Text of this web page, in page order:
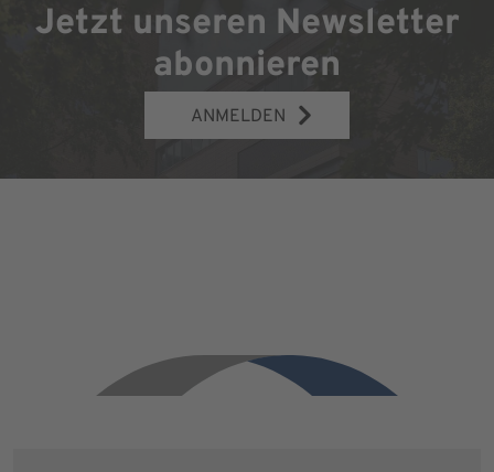
Jetzt unseren Newsletter
abonnieren
ANMELDEN